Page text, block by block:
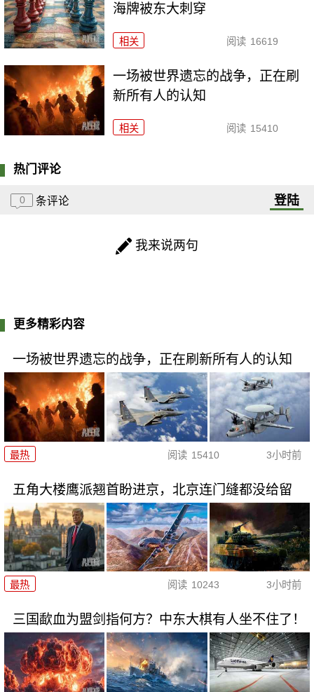
海牌被东大刺穿
相关 阅读 16619
一场被世界遗忘的战争，正在刷
新所有人的认知
相关 阅读 15410
热门评论
0 条评论 登陆
我来说两句
更多精彩内容
一场被世界遗忘的战争，正在刷新所有人的认知
最热 阅读 15410 3小时前
五角大楼鹰派翘首盼进京，北京连门缝都没给留
最热 阅读 10243 3小时前
三国歃血为盟剑指何方？中东大棋有人坐不住了！